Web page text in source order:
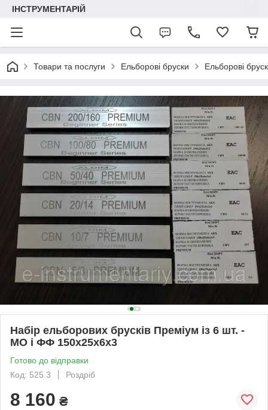
ІНСТРУМЕНТАРІЙ
Товари та послуги Ельборові бруски Ельборові
Набір ельборових брусків Преміум із 6 шт. -
МО і ФФ 150х25х6х3
Готово до відправки
Код: 525.3
Роздріб
8 160 ₴